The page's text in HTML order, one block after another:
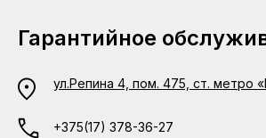
Гарантийное
ул.Репина 4, пом. 475, ст. метро
+375(17) 378-36-27